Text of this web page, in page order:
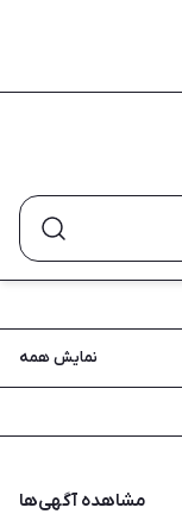
نمایش همه
مشاهده آگهی‌ها